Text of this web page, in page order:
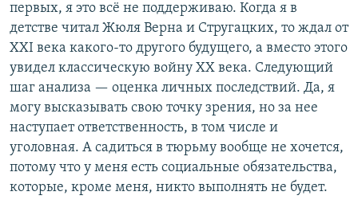
первых, я это всё не поддерживаю. Когда я в
детстве читал Жюля Верна и Стругацких, то ждал от
XXI века какого-то другого будущего, а вместо этого
увидел классическую войну ХХ века. Следующий
шаг анализа — оценка личных последствий. Да, я
могу высказывать свою точку зрения, но за нее
наступает ответственность, в том числе и
уголовная. А садиться в тюрьму вообще не хочется,
потому что у меня есть социальные обязательства,
которые, кроме меня, никто выполнять не будет.